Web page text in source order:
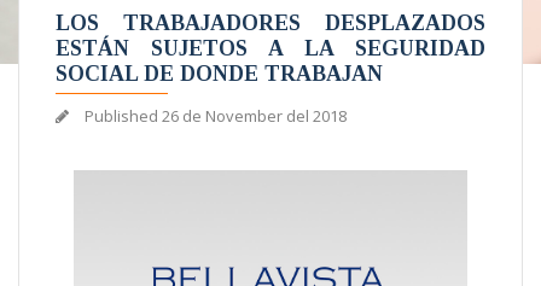
LOS TRABAJADORES DESPLAZADOS
ESTÁN SUJETOS A LA SEGURIDAD
SOCIAL DE DONDE TRABAJAN
Published 26 de November del 2018